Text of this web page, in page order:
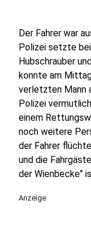
Der Fahrer war
Polizei setzte bei
Hubschrauber
konnte am
verletzten Mann
Polizei
einem
noch weitere
der Fahrer
und die
der Wienbecke"
Anzeige